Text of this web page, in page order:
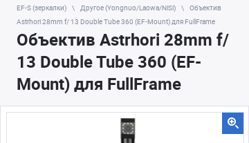
EF-S (зеркалки)
Другое (Yongnuo/Laowa/NiSi)
Объектив
Astrhori 28mm f/ 13 Double Tube 360 (EF-Mount) для FullFrame
Объектив Astrhori 28mm f/
13 Double Tube 360 (EF-
Mount) для FullFrame